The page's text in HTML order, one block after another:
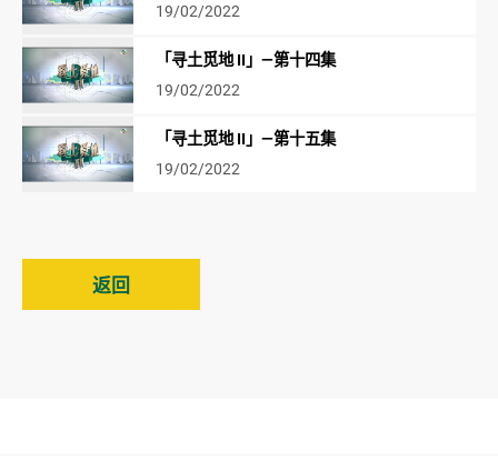
19/02/2022
「寻土觅地 II」—第十四集
19/02/2022
「寻土觅地 II」—第十五集
19/02/2022
返回